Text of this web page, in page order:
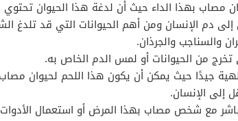
مصاب بهذا الداء حيث أن لدغة هذا الحيوان
إلى دم الإنسان ومن أهم الحيوانات التي قد تلدغ
والسناجب والجرذان.
تخرج من الحيوانات أو لمس الدم الخاص به.
جيدًا حيث يمكن أن يكون هذا اللحم لحيوان
إلى الإنسان.
مع شخص مصاب بهذا المرض أو استعمال